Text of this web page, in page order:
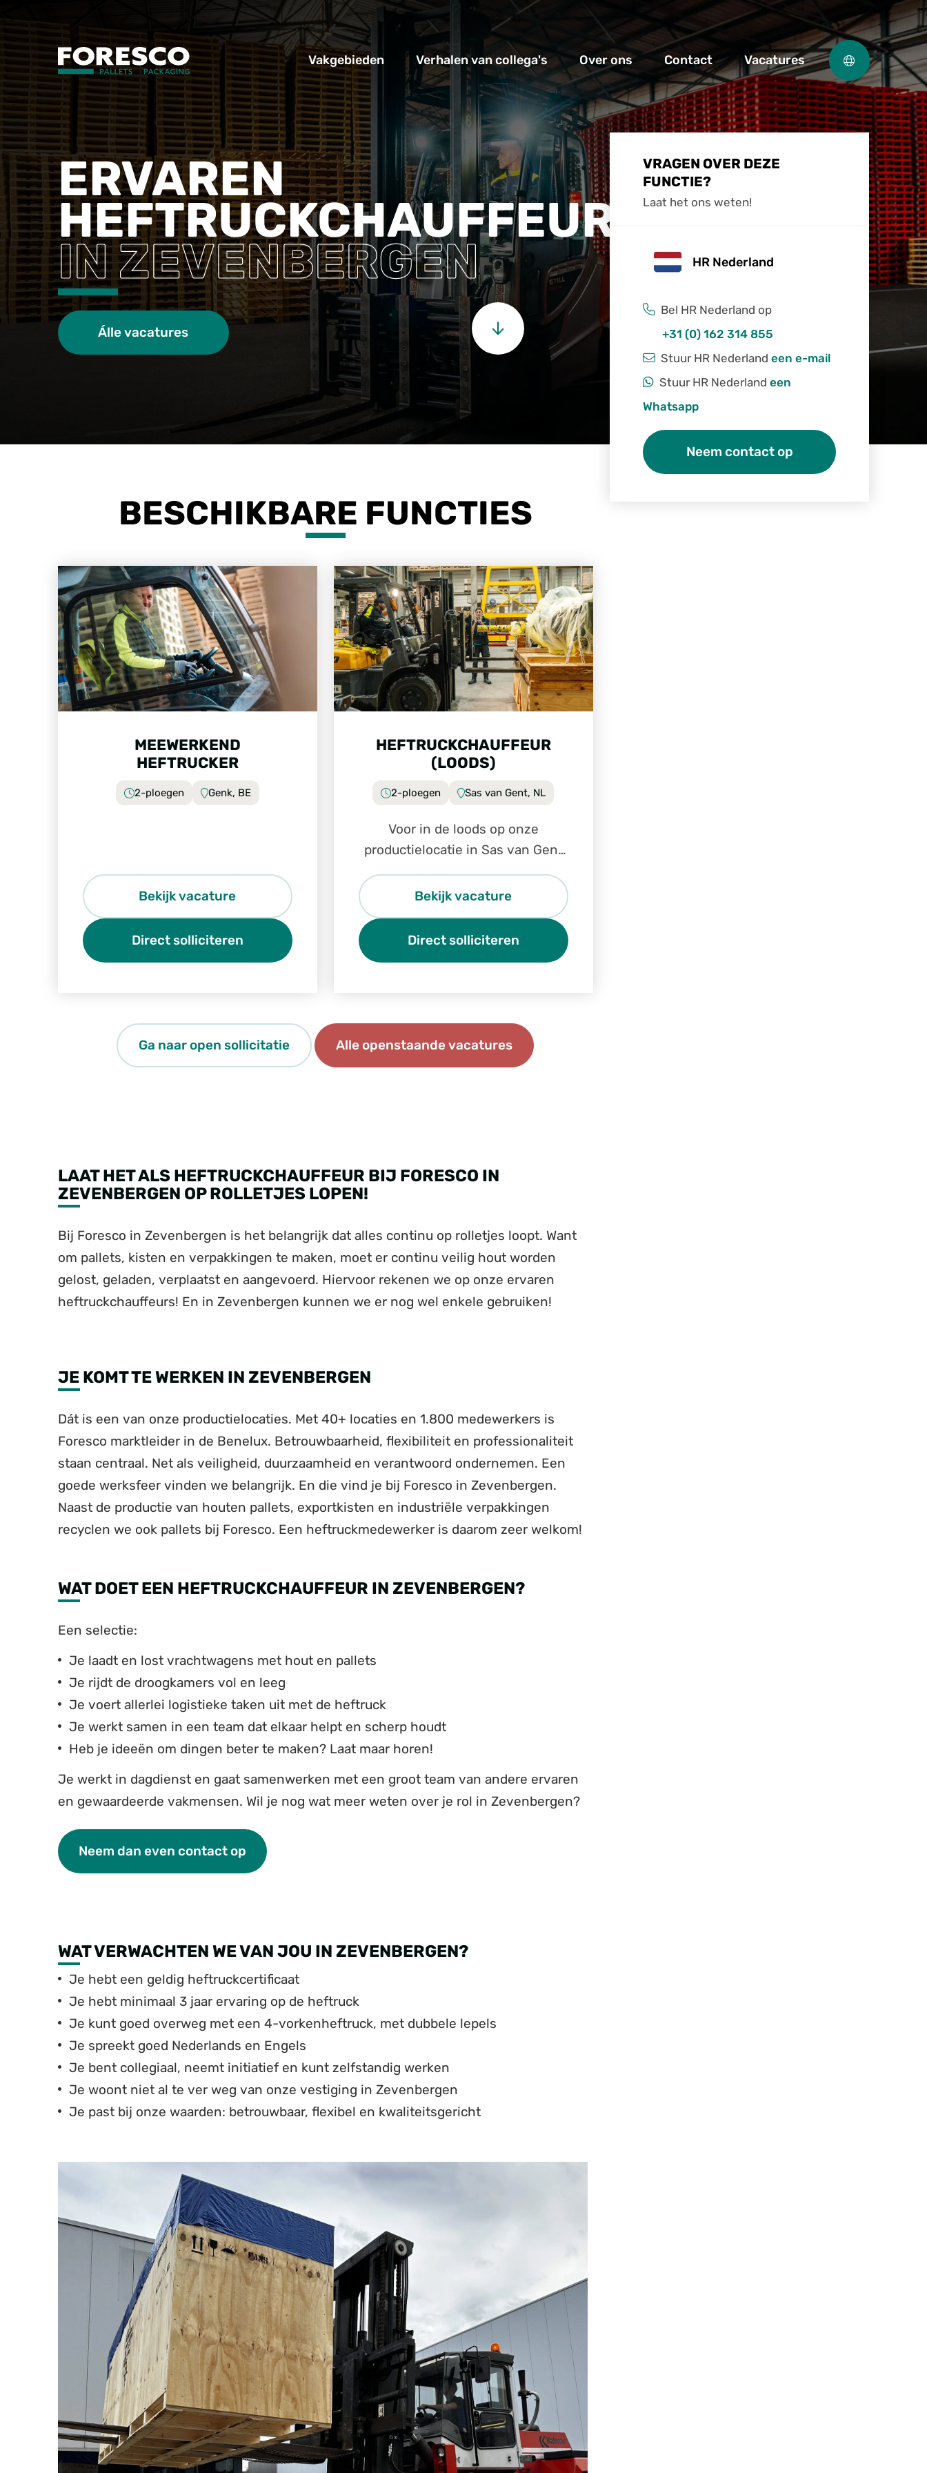
Vakgebieden Verhalen van collega's Over ons Contact Vacatures
ERVAREN
HEFTRUCKCHAUFFEUR
IN ZEVENBERGEN
Álle vacatures
BESCHIKBARE FUNCTIES
MEEWERKEND
HEFTRUCKER
2-ploegen Genk, BE
Bekijk vacature
Direct solliciteren
HEFTRUCKCHAUFFEUR
(LOODS)
2-ploegen Sas van Gent, NL
Voor in de loods op onze
productielocatie in Sas van Gent
zijn wij op zoek naar een
enthousiaste en gemotiveerde
Bekijk vacature
Direct solliciteren
Ga naar open sollicitatie Alle openstaande vacatures
LAAT HET ALS HEFTRUCKCHAUFFEUR BIJ FORESCO IN
ZEVENBERGEN OP ROLLETJES LOPEN!
Bij Foresco in Zevenbergen is het belangrijk dat alles continu op rolletjes loopt. Want
om pallets, kisten en verpakkingen te maken, moet er continu veilig hout worden
gelost, geladen, verplaatst en aangevoerd. Hiervoor rekenen we op onze ervaren
heftruckchauffeurs! En in Zevenbergen kunnen we er nog wel enkele gebruiken!
JE KOMT TE WERKEN IN ZEVENBERGEN
Dát is een van onze productielocaties. Met 40+ locaties en 1.800 medewerkers is
Foresco marktleider in de Benelux. Betrouwbaarheid, flexibiliteit en professionaliteit
staan centraal. Net als veiligheid, duurzaamheid en verantwoord ondernemen. Een
goede werksfeer vinden we belangrijk. En die vind je bij Foresco in Zevenbergen.
Naast de productie van houten pallets, exportkisten en industriële verpakkingen
recyclen we ook pallets bij Foresco. Een heftruckmedewerker is daarom zeer welkom!
WAT DOET EEN HEFTRUCKCHAUFFEUR IN ZEVENBERGEN?
Een selectie:
Je laadt en lost vrachtwagens met hout en pallets
Je rijdt de droogkamers vol en leeg
Je voert allerlei logistieke taken uit met de heftruck
Je werkt samen in een team dat elkaar helpt en scherp houdt
Heb je ideeën om dingen beter te maken? Laat maar horen!
Je werkt in dagdienst en gaat samenwerken met een groot team van andere ervaren
en gewaardeerde vakmensen. Wil je nog wat meer weten over je rol in Zevenbergen?
Neem dan even contact op
WAT VERWACHTEN WE VAN JOU IN ZEVENBERGEN?
Je hebt een geldig heftruckcertificaat
Je hebt minimaal 3 jaar ervaring op de heftruck
Je kunt goed overweg met een 4-vorkenheftruck, met dubbele lepels
Je spreekt goed Nederlands en Engels
Je bent collegiaal, neemt initiatief en kunt zelfstandig werken
Je woont niet al te ver weg van onze vestiging in Zevenbergen
Je past bij onze waarden: betrouwbaar, flexibel en kwaliteitsgericht
VRAGEN OVER DEZE
FUNCTIE?
Laat het ons weten!
HR Nederland
Bel HR Nederland op
+31 (0) 162 314 855
Stuur HR Nederlandeen e-mail
Stuur HR Nederlandeen
Whatsapp
Neem contact op